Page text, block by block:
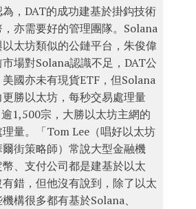
，DAT的成功建基於掛鈎技術
亦需要好的管理團隊。Solana
太坊類似的公鏈平台，朱俊偉
場對Solana認識不足，DAT公
國亦未有現貨ETF，但Solana
勝以太坊，每秒交易處理量
逾1,500宗，大勝以太坊主網的
量。「Tom Lee（唱好以太坊
街策略師）常說大型金融機
、支付公司都是建基於以太
錯，但他沒有說到，除了以太
構很多都有基於Solana、